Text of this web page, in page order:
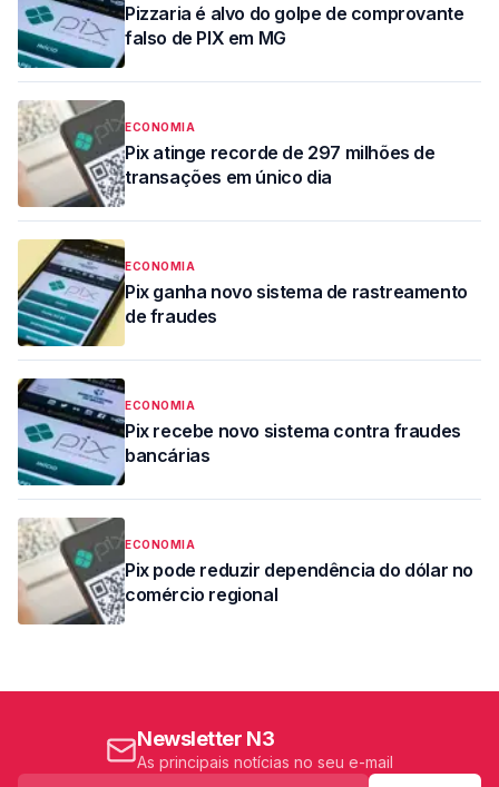
Pizzaria é alvo do golpe de comprovante
falso de PIX em MG
ECONOMIA
Pix atinge recorde de 297 milhões de
transações em único dia
ECONOMIA
Pix ganha novo sistema de rastreamento
de fraudes
ECONOMIA
Pix recebe novo sistema contra fraudes
bancárias
ECONOMIA
Pix pode reduzir dependência do dólar no
comércio regional
Newsletter N3
As principais notícias no seu e-mail